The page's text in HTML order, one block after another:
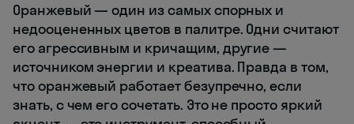
Оранжевый — один из самых спорных и
недооцененных цветов в палитре. Одни считают
его агрессивным и кричащим, другие —
источником энергии и креатива. Правда в том,
что оранжевый работает безупречно, если
знать, с чем его сочетать. Это не просто яркий